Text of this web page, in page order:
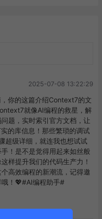
2025-07-08 13:22:29
你的这篇介绍Context7的文
就像AI编程的救星，解
题，实时索引官方文档，让
的库信息！那些繁琐的调试
超级详细，就连我也想试试
！是不是觉得用起来如丝般
样提升我们的代码生产力！
高效编程的新潮流，记得邀
！💖#AI编程助手#